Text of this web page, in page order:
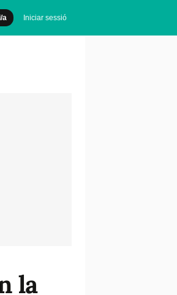
a Iniciar sessió
la